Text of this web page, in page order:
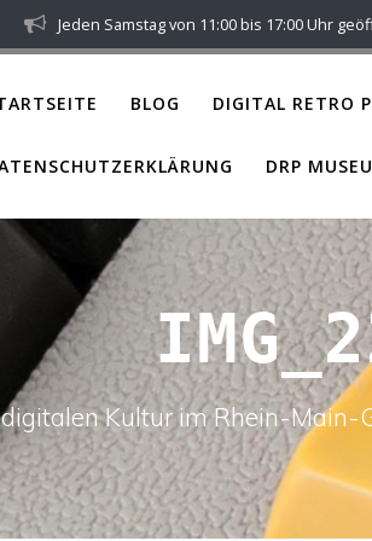
Jeden Samstag von 11:00 bis 17:00 Uhr
BLOG DIGITAL RETRO
DRP
digitalen Kultur im Rhein-